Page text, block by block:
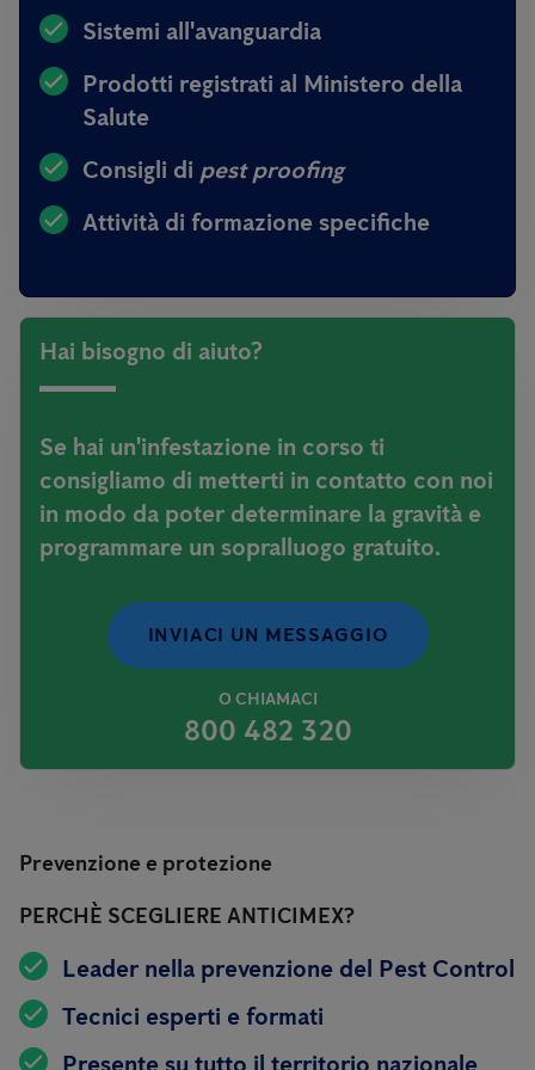
Sistemi all'avanguardia
Prodotti registrati al Ministero della
Salute
Consigli di pest proofing
Attività di formazione specifiche
Hai bisogno di aiuto?
Se hai un'infestazione in corso ti
consigliamo di metterti in contatto con noi
in modo da poter determinare la gravità e
programmare un sopralluogo gratuito.
INVIACI UN MESSAGGIO
O CHIAMACI
800 482 320
Prevenzione e protezione
PERCHÈ SCEGLIERE ANTICIMEX?
Leader nella prevenzione del Pest Control
Tecnici esperti e formati
Presente su tutto il territorio nazionale